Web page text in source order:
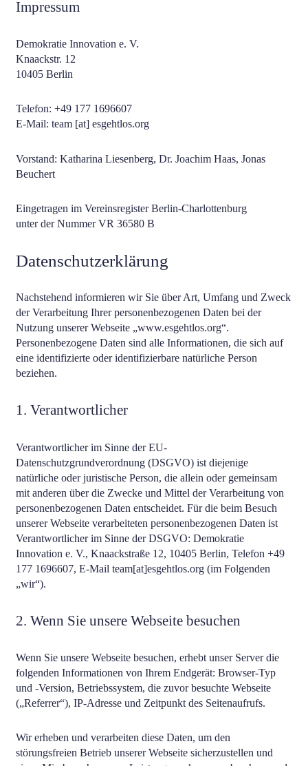
Impressum
Demokratie Innovation e. V.
Knaackstr. 12
10405 Berlin
Telefon: +49 177 1696607
E-Mail: team [at] esgehtlos.org
Vorstand: Katharina Liesenberg, Dr. Joachim Haas, Jonas
Beuchert
Eingetragen im Vereinsregister Berlin-Charlottenburg
unter der Nummer VR 36580 B
Datenschutzerklärung
Nachstehend informieren wir Sie über Art, Umfang und Zweck
der Verarbeitung Ihrer personenbezogenen Daten bei der
Nutzung unserer Webseite „www.esgehtlos.org“.
Personenbezogene Daten sind alle Informationen, die sich auf
eine identifizierte oder identifizierbare natürliche Person
beziehen.
1. Verantwortlicher
Verantwortlicher im Sinne der EU-
Datenschutzgrundverordnung (DSGVO) ist diejenige
natürliche oder juristische Person, die allein oder gemeinsam
mit anderen über die Zwecke und Mittel der Verarbeitung von
personenbezogenen Daten entscheidet. Für die beim Besuch
unserer Webseite verarbeiteten personenbezogenen Daten ist
Verantwortlicher im Sinne der DSGVO: Demokratie
Innovation e. V., Knaackstraße 12, 10405 Berlin, Telefon +49
177 1696607, E-Mail team[at]esgehtlos.org (im Folgenden
„wir“).
2. Wenn Sie unsere Webseite besuchen
Wenn Sie unsere Webseite besuchen, erhebt unser Server die
folgenden Informationen von Ihrem Endgerät: Browser-Typ
und -Version, Betriebssystem, die zuvor besuchte Webseite
(„Referrer“), IP-Adresse und Zeitpunkt des Seitenaufrufs.
Wir erheben und verarbeiten diese Daten, um den
störungsfreien Betrieb unserer Webseite sicherzustellen und